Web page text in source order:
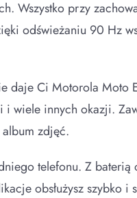
Wszystko przy
odświeżaniu 90 Hz
daje Ci Motorola Moto
wiele innych okazji.
zdjęć.
telefonu. Z
obsłużysz szybko i